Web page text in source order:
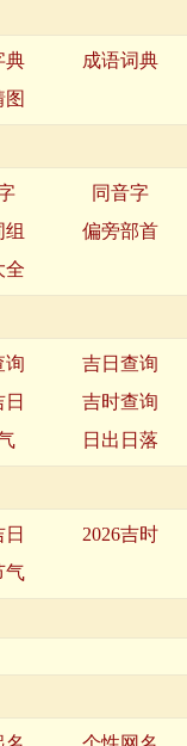
典
成语词典
图
同音字
组
偏旁部首
全
询
吉日查询
吉时查询
日出日落
日
2026吉时
气